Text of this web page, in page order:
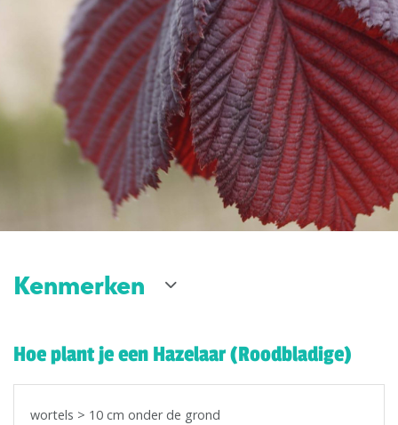
Kenmerken
Hoe plant je een Hazelaar (Roodbladige)
wortels > 10 cm onder de grond